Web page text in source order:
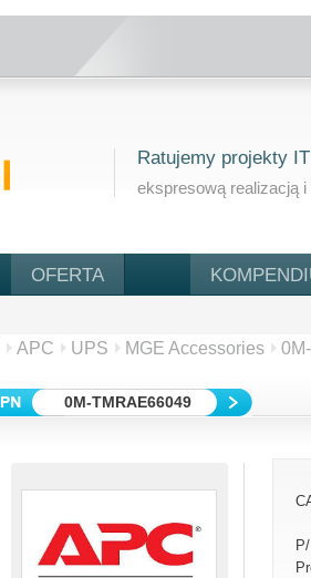
Ratujemy projekty IT
ekspresową realizacją i
OFERTA
APC UPS MGE Accessories
0M-TMRAE66049